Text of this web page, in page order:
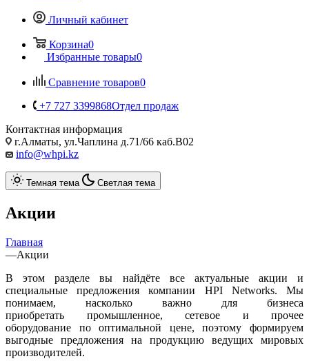
Личный кабинет
Корзина0
Избранные товары0
Сравнение товаров0
+7 727 3399868Отдел продаж
Контактная информация
г.Алматы, ул.Чаплина д.71/66 каб.B02
info@whpi.kz
Темная тема Светлая тема
Акции
Главная
—Акции
В этом разделе вы найдёте все актуальные акции и
специальные предложения компании HPI Networks. Мы
понимаем, насколько важно для бизнеса
приобретать промышленное, сетевое и прочее
оборудование по оптимальной цене, поэтому формируем
выгодные предложения на продукцию ведущих мировых
производителей.